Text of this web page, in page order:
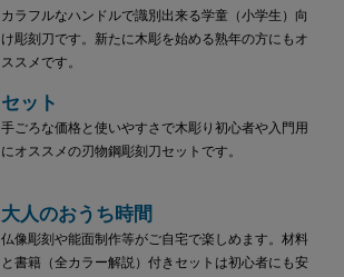
カラフルなハンドルで識別出来る学童（小学生）向
け彫刻刀です。新たに木彫を始める熟年の方にもオ
ススメです。
セット
手ごろな価格と使いやすさで木彫り初心者や入門用
にオススメの刃物鋼彫刻刀セットです。
大人のおうち時間
仏像彫刻や能面制作等がご自宅で楽しめます。材料
と書籍（全カラー解説）付きセットは初心者にも安